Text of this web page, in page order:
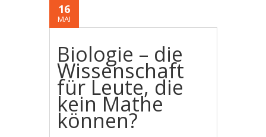
16
MAI
Biologie – die
Wissenschaft
für Leute, die
kein Mathe
können?